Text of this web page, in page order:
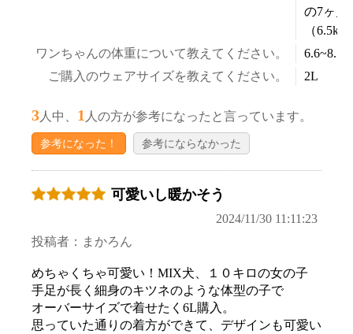
の7ヶ月
（6.5kg
ワンちゃんの体重について教えてください。
ご購入のウェアサイズを教えてください。
2L
3 人中、 1 人の方が参考になったと言っています。
参考になった！ 参考にならなかった
可愛いし暖かそう
2024/11/30 11:11:23
投稿者：まかろん
めちゃくちゃ可愛い！MIX犬、１０キロの女の子
手足が長く細身のキツネのような体型の子で
オーバーサイズで着せたく6L購入。
思っていた通りの着方ができて、デザインも可愛い